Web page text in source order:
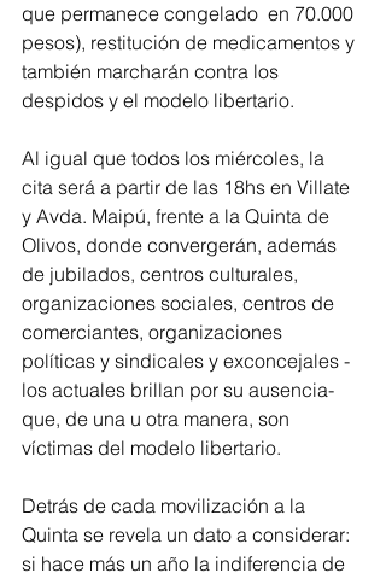
que permanece congelado  en 70.000
pesos), restitución de medicamentos y
también marcharán contra los
despidos y el modelo libertario.
Al igual que todos los miércoles, la
cita será a partir de las 18hs en Villate
y Avda. Maipú, frente a la Quinta de
Olivos, donde convergerán, además
de jubilados, centros culturales,
organizaciones sociales, centros de
comerciantes, organizaciones
políticas y sindicales y exconcejales -
los actuales brillan por su ausencia-
que, de una u otra manera, son
víctimas del modelo libertario.
Detrás de cada movilización a la
Quinta se revela un dato a considerar:
si hace más un año la indiferencia de